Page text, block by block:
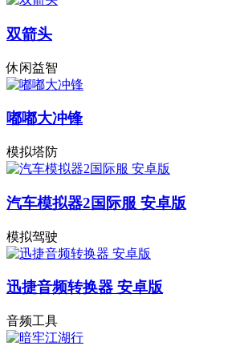
双箭头
休闲益智
嘟嘟大冲锋
模拟塔防
汽车模拟器2国际服 安卓版
模拟驾驶
迅捷音频转换器 安卓版
音频工具